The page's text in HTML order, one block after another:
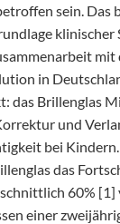
sein. Das
klinischer
mit
in
das Brillenglas
und
bei
das
60% [1]
einer